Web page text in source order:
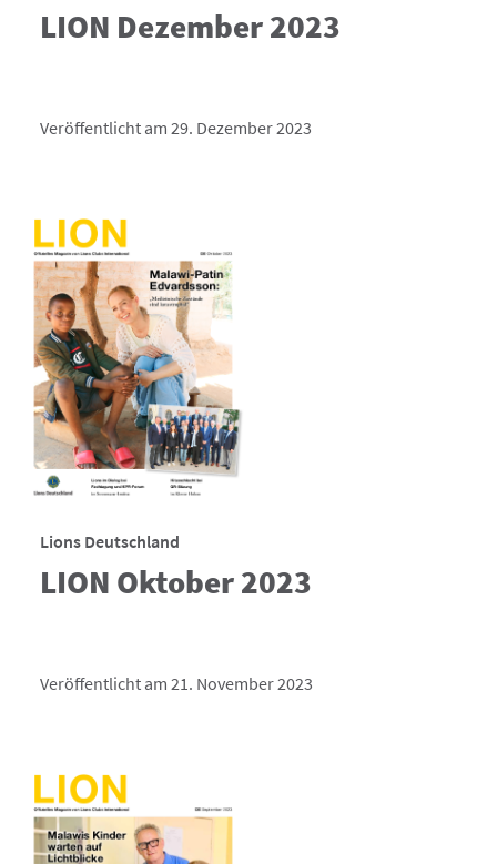
LION Dezember 2023
Veröffentlicht am 29. Dezember 2023
Lions Deutschland
LION Oktober 2023
Veröffentlicht am 21. November 2023